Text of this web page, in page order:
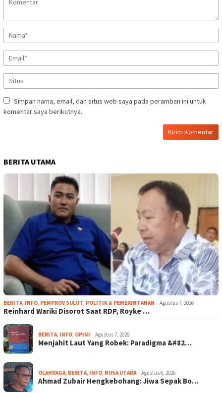
Simpan nama, email, dan situs web saya pada peramban ini untuk
komentar saya berikutnya.
BERITA UTAMA
BERITA, INFO, PEMPROV SULUT, POLITIK & PEMERINTAHAN Agustus 7, 2026
Reinhard Wariki Disorot Saat RDP, Royke …
BERITA, INFO, OPINI Agustus 7, 2026
Menjahit Laut Yang Robek: Paradigma &#82…
OLAHRAGA, BERITA, INFO, NUSA UTARA Agustus 6, 2026
Ahmad Zubair Hengkebohang: Jiwa Sepak Bo…